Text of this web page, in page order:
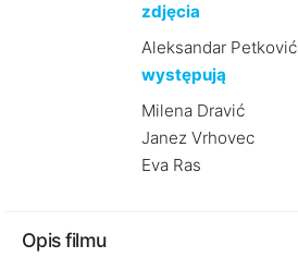
zdjęcia
Aleksandar Petković
występują
Milena Dravić
Janez Vrhovec
Eva Ras
Opis filmu